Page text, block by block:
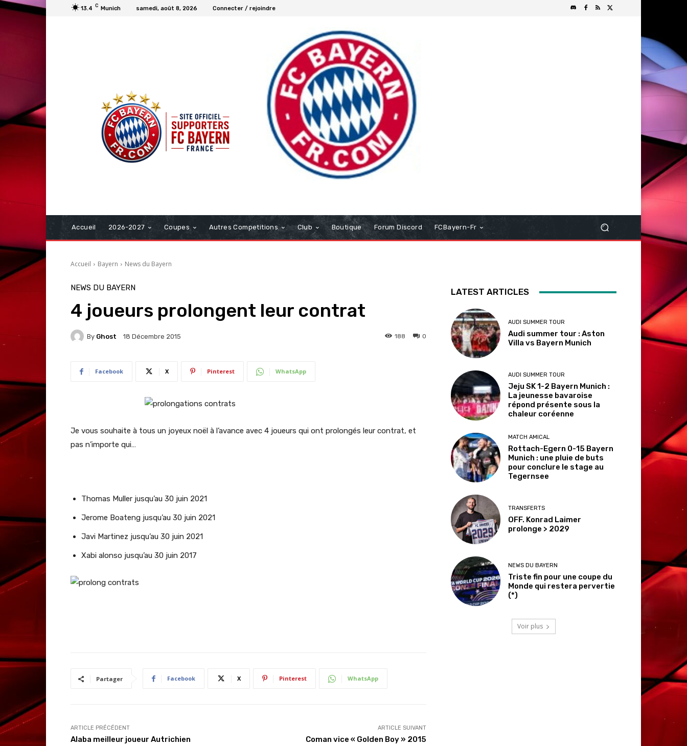
13.4 C Munich samedi, août 8, 2026 Connecter / rejoindre
Accueil 2026-2027 Coupes Autres Competitions Club Boutique Forum Discord FCBayern-Fr
Accueil Bayern News du Bayern
NEWS DU BAYERN
4 joueurs prolongent leur contrat
By Ghost 18 Décembre 2015 0
188
Facebook X Pinterest WhatsApp
Je vous souhaite à tous un joyeux noël à l’avance avec 4 joueurs qui ont prolongés leur contrat, et
pas n’importe qui…
Thomas Muller jusqu’au 30 juin 2021
Jerome Boateng jusqu’au 30 juin 2021
Javi Martinez jusqu’au 30 juin 2021
Xabi alonso jusqu’au 30 juin 2017
Partager Facebook X Pinterest WhatsApp
ARTICLE PRÉCÉDENT
Alaba meilleur joueur Autrichien
ARTICLE SUIVANT
Coman vice « Golden Boy » 2015
LATEST ARTICLES
AUDI SUMMER TOUR
Audi summer tour : Aston
Villa vs Bayern Munich
AUDI SUMMER TOUR
Jeju SK 1-2 Bayern Munich :
La jeunesse bavaroise
répond présente sous la
chaleur coréenne
MATCH AMICAL
Rottach-Egern 0-15 Bayern
Munich : une pluie de buts
pour conclure le stage au
Tegernsee
TRANSFERTS
OFF. Konrad Laimer
prolonge > 2029
NEWS DU BAYERN
Triste fin pour une coupe du
Monde qui restera pervertie
(*)
Voir plus